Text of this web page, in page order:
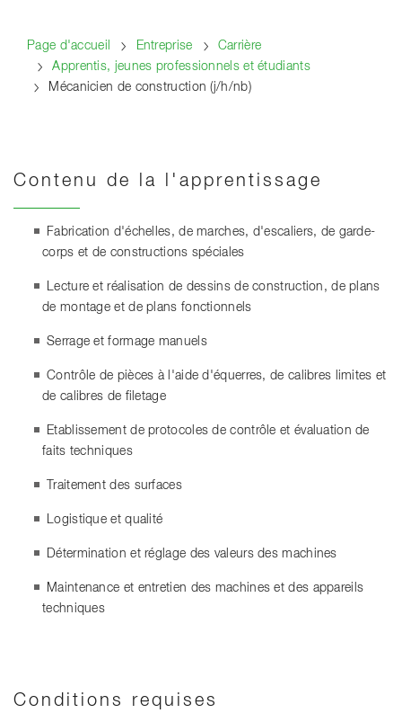
Page d'accueil Entreprise
Carrière
Apprentis, jeunes professionnels et étudiants
Mécanicien de construction (j/h/nb)
Contenu de la l'apprentissage
Fabrication d'échelles, de marches, d'escaliers, de garde-
corps et de constructions spéciales
Lecture et réalisation de dessins de construction, de plans
de montage et de plans fonctionnels
Serrage et formage manuels
Contrôle de pièces à l'aide d'équerres, de calibres limites et
de calibres de filetage
Etablissement de protocoles de contrôle et évaluation de
faits techniques
Traitement des surfaces
Logistique et qualité
Détermination et réglage des valeurs des machines
Maintenance et entretien des machines et des appareils
techniques
Conditions requises